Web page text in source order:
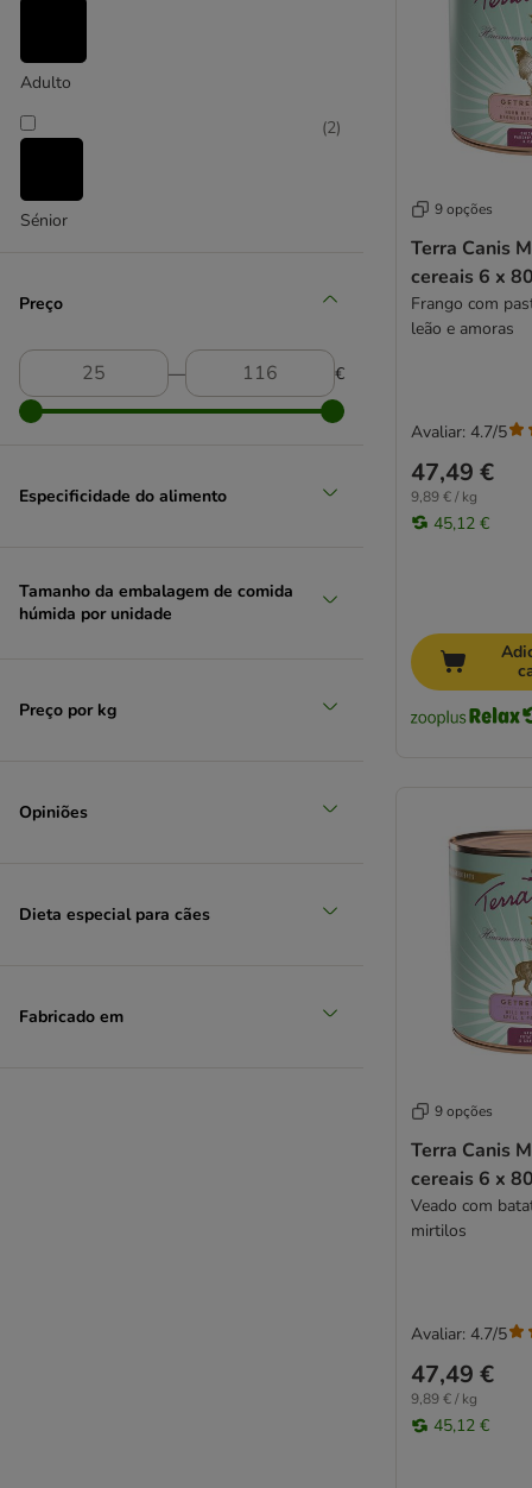
Briantos
BugBell
Carnilove
Crave
Disugual
Dog's Love
Dogs'n Tiger
Dolina Noteci
Fleischeslust
Grau
Hardys
Isegrim
JosiDog
Cordeiro
Adulto
Sénior
(2)
Preço
― €
Especificidade do alimento
Tamanho da embalagem de comida
húmida por unidade
Preço por kg
Opiniões
Dieta especial para cães
Fabricado em
9 opções
Terra Canis
cereais 6 x
Frango com
leão e amoras
47,49 €
9,89 € / kg
45,12 €
Avaliar: 4.7/5
9 opções
Terra Canis
cereais 6 x
Veado com
mirtilos
47,49 €
9,89 € / kg
45,12 €
Avaliar: 4.7/5